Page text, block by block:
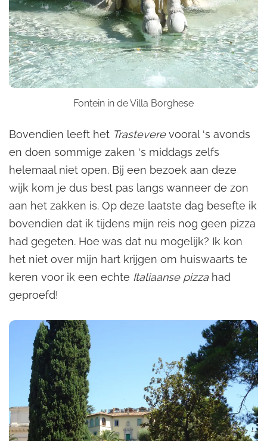
Fontein in de Villa Borghese
Bovendien leeft het Trasteverevooral ‘s avonds
en doen sommige zaken ‘s middags zelfs
helemaal niet open. Bij een bezoek aan deze
wijk kom je dus best pas langs wanneer de zon
aan het zakken is. Op deze laatste dag besefte ik
bovendien dat ik tijdens mijn reis nog geen pizza
had gegeten. Hoe was dat nu mogelijk? Ik kon
het niet over mijn hart krijgen om huiswaarts te
keren voor ik een echte Italiaanse pizza had
geproefd!